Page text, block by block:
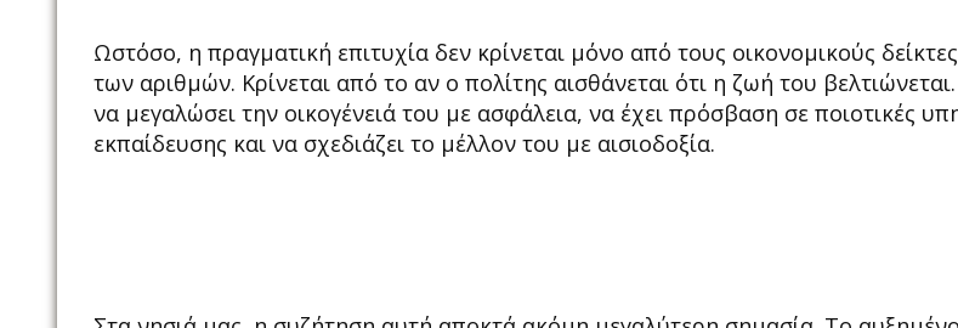
Ωστόσο, η πραγματική επιτυχία δεν κρίνεται μόνο από τους οικονομικούς
των αριθμών. Κρίνεται από το αν ο πολίτης αισθάνεται ότι η ζωή του
να μεγαλώσει την οικογένειά του με ασφάλεια, να έχει πρόσβαση σε ποιοτικές
εκπαίδευσης και να σχεδιάζει το μέλλον του με αισιοδοξία.